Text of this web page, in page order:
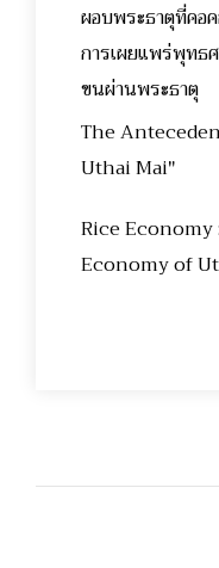
ผอบพระธาตุที่คอ
การเผยแพร่พุทธ
ขนผ่านพระธาตุ
The
Uthai Mai"
Rice Economy
Economy of